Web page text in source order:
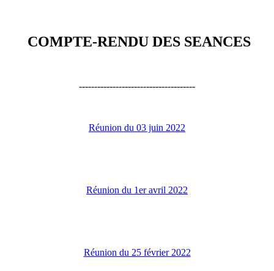
COMPTE-RENDU DES SEANCES
--------------------------------------
Réunion du 03 juin 2022
Réunion du 1er avril 2022
Réunion du 25 février 2022